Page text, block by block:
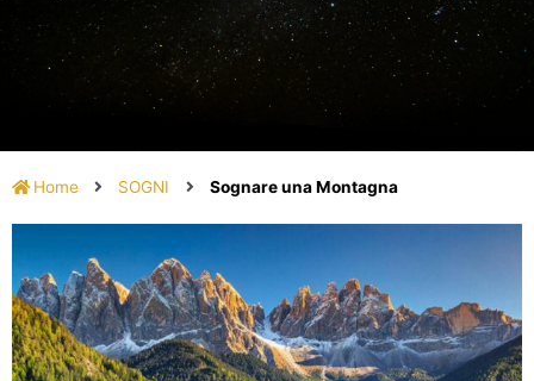
Home SOGNI Sognare una Montagna